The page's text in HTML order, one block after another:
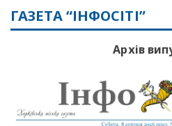
ГАЗЕТА “ІНФОСІТІ”
Архів